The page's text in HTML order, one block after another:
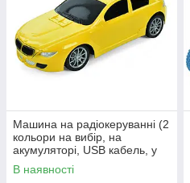
Машина на радіокеруванні (2
кольори на вибір, на
акумуляторі, USB кабель, у
коробці) 633-28A
В наявності